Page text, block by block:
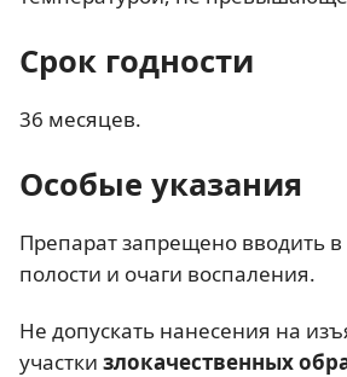
Срок годности
36 месяцев.
Особые указания
Препарат запрещено вводить
полости и очаги воспаления.
Не допускать нанесения на
участки злокачественных